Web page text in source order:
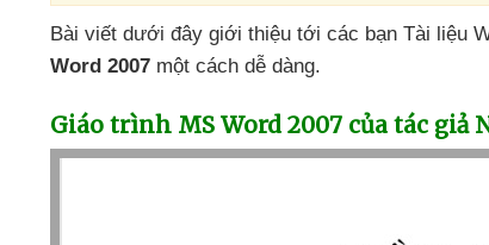
Bài viết dưới đây giới thiệu tới các bạn Tài liệu
Word 2007 một cách dễ dàng.
Giáo trình MS Word 2007 của tác giả